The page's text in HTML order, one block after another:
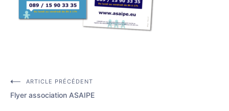
Navigation
de
ARTICLE PRÉCÉDENT
Flyer association ASAIPE